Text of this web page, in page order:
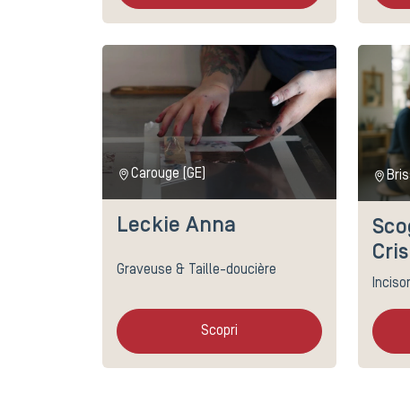
Carouge (GE)
Leckie Anna
Graveuse & Taille-doucière
Scopri